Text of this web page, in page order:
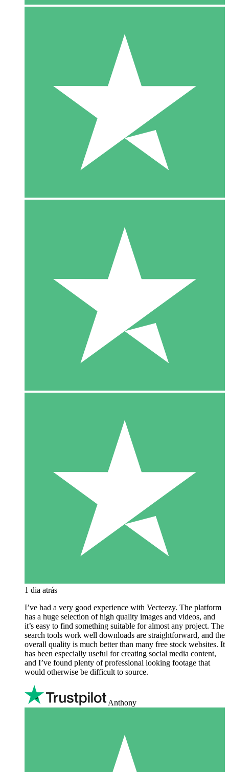
1 dia atrás
I’ve had a very good experience with Vecteezy. The platform
has a huge selection of high quality images and videos, and
it’s easy to find something suitable for almost any project. The
search tools work well downloads are straightforward, and the
overall quality is much better than many free stock websites. It
has been especially useful for creating social media content,
and I’ve found plenty of professional looking footage that
would otherwise be difficult to source.
Anthony